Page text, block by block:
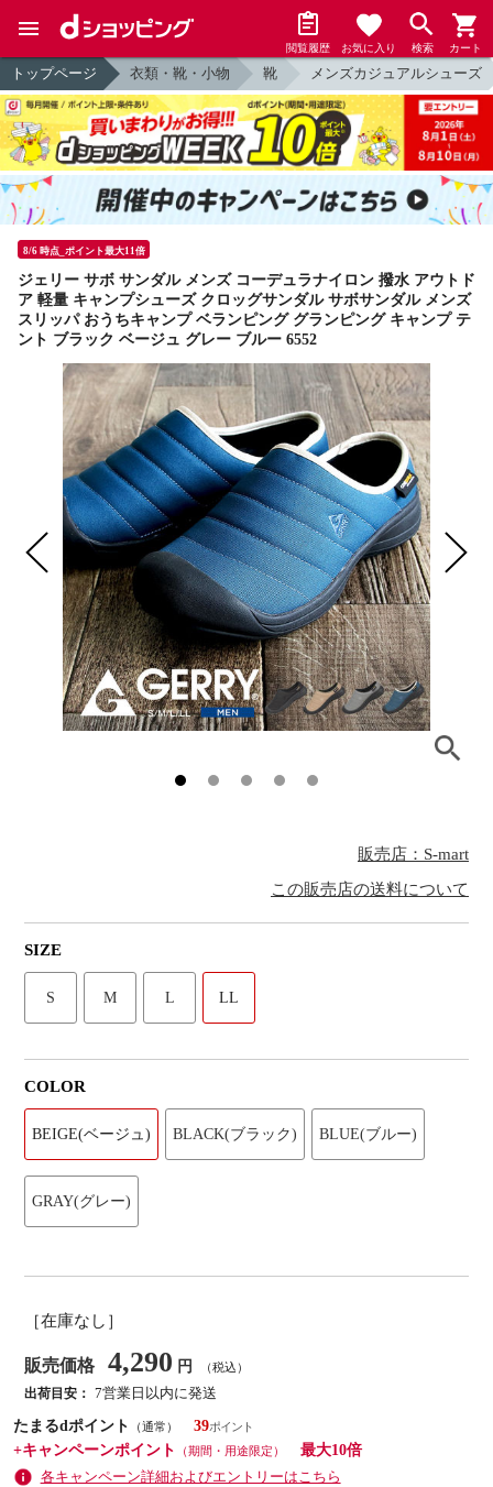
閲覧履歴 お気に入り 検索 カート
トップページ 衣類・靴・小物 靴 メンズカジュアルシューズ
8/6 時点_ポイント最大11倍
ジェリー サボ サンダル メンズ コーデュラナイロン 撥水 アウトド
ア 軽量 キャンプシューズ クロッグサンダル サボサンダル メンズ
スリッパ おうちキャンプ ベランピング グランピング キャンプ テ
ント ブラック ベージュ グレー ブルー 6552
販売店：S-mart
この販売店の送料について
SIZE
S M L LL
COLOR
BEIGE(ベージュ) BLACK(ブラック) BLUE(ブルー)
GRAY(グレー)
［在庫なし］
販売価格 4,290 円 （税込）
出荷目安： 7営業日以内に発送
たまるdポイント
（通常）
39
+キャンペーンポイント
（期間・用途限定）
最大10倍
各キャンペーン詳細およびエントリーはこちら